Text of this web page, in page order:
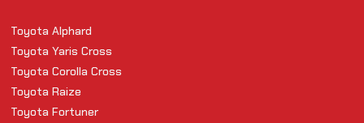
Toyota Alphard
Toyota Yaris Cross
Toyota Corolla Cross
Toyota Raize
Toyota Fortuner